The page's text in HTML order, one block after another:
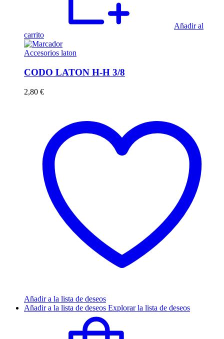
Añadir al
carrito
Accesorios laton
CODO LATON H-H 3/8
2,80 €
Añadir a la lista de deseos
Añadir a la lista de deseos Explorar la lista de deseos